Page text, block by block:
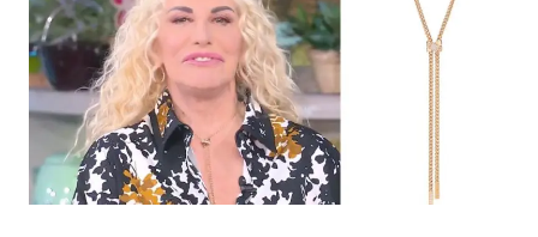
News Spettacolo
Benessere
Casa
Cucina e Ricette
Consigli di Cucina